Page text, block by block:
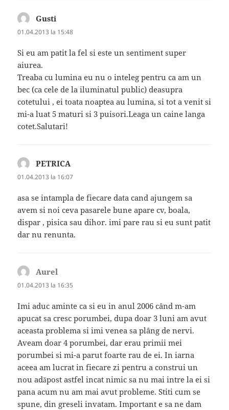
Gusti
01.04.2013 la 15:48
Si eu am patit la fel si este un sentiment super
aiurea.
Treaba cu lumina eu nu o inteleg pentru ca am un
bec (ca cele de la iluminatul public) deasupra
cotetului , ei toata noaptea au lumina, si tot a venit si
mi-a luat 5 maturi si 3 puisori.Leaga un caine langa
cotet.Salutari!
PETRICA
01.04.2013 la 16:07
asa se intampla de fiecare data cand ajungem sa
avem si noi ceva pasarele bune apare cv, boala,
dispar , pisica sau dihor. imi pare rau si eu sunt patit
dar nu renunta.
Aurel
01.04.2013 la 16:35
Imi aduc aminte ca si eu in anul 2006 când m-am
apucat sa cresc porumbei, dupa doar 3 luni am avut
aceasta problema si imi venea sa plâng de nervi.
Aveam doar 4 porumbei, dar erau primii mei
porumbei si mi-a parut foarte rau de ei. In iarna
aceea am lucrat in fiecare zi pentru a construi un
nou adăpost astfel incat nimic sa nu mai intre la ei si
pana acum nu am mai avut probleme. Stiti cum se
spune, din greseli invatam. Important e sa ne dam